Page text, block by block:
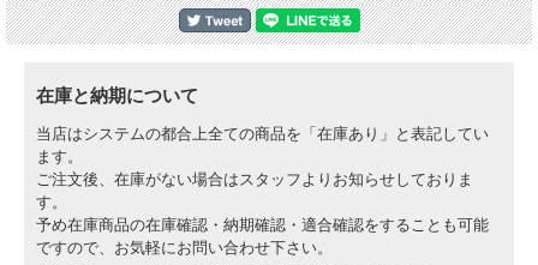
在庫と納期について
当店はシステムの都合上全ての商品を「在庫あり」と表記してい
ます。
ご注文後、在庫がない場合はスタッフよりお知らせしておりま
す。
予め在庫商品の在庫確認・納期確認・適合確認をすることも可能
ですので、お気軽にお問い合わせ下さい。